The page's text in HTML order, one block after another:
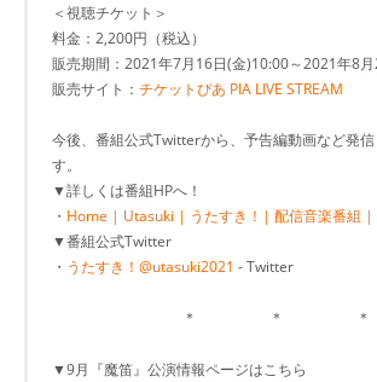
＜視聴チケット＞
料金：2,200円（税込）
販売期間：2021年7月16日(金)10:00～2021年8
販売サイト： チケットぴあ PIA LIVE STREAM
今後、番組公式Twitterから、予告編動画など発信
す。
▼詳しくは番組HPへ！
・ Home | Utasuki | うたすき！| 配信音楽番組 |
▼番組公式Twitter
・ うたすき！@utasuki2021 - Twitter
＊ ＊ ＊
▼9月『魔笛』公演情報ページはこちら